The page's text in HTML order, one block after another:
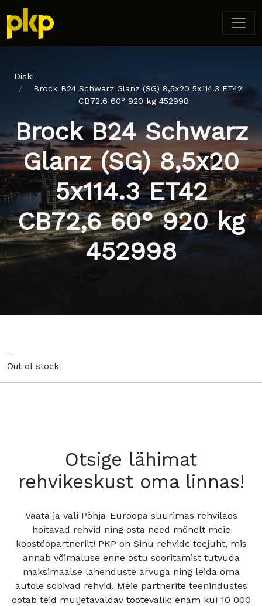
Diski
Brock B24 Schwarz Glanz (SG) 8,5x20 5x114.3 ET42
CB72,6 60° 920 kg 452998
Brock B24 Schwarz
Glanz (SG) 8,5x20
5x114.3 ET42
CB72,6 60° 920 kg
452998
-
Out of stock
Otsige lähimat
rehvikeskust oma linnas!
Vaata ja vali Põhja-Euroopa suurimas rehvilaos
hoitavad rehvid ning osta need mõnelt meie
koostööpartnerilt! PKP on Sinu rehvide teejuht, mis
annab võimaluse enne ostu sooritamist tutvuda
maksimaalse lahenduste arvuga ning leida oma
autole sobivad rehvid. Meie partnerite teenindustes
ootab teid muljetavaldav tootevalik: enam kui 10 000